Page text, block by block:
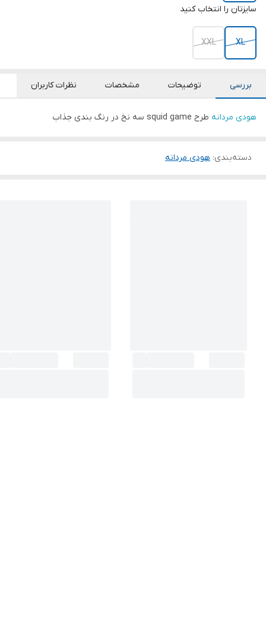
سایزتان را انتخاب کنید
XL
XXL
بررسی توضیحات مشخصات نظرات کاربران
هودی مردانه طرح squid game سه نخ در رنگ بندی جذاب
دسته‌بندی: هودی مردانه